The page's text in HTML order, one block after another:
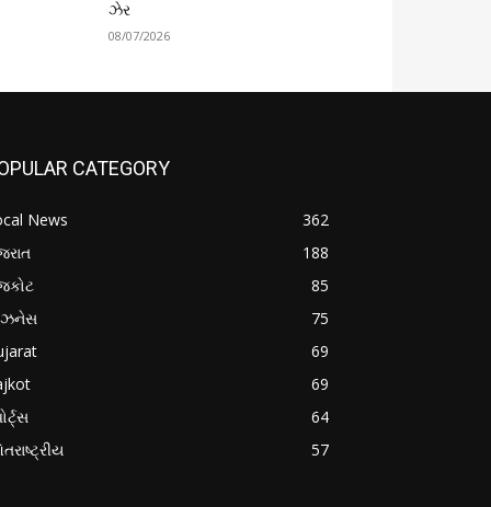
ઝેર
08/07/2026
CATEGORY
News
362
188
85
75
69
69
64
57